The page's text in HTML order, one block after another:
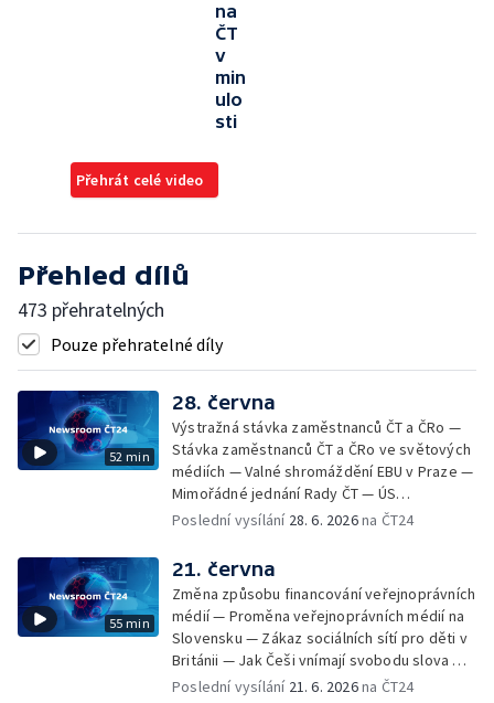
na
ČT
v
min
ulo
sti
Přehrát celé video
Přehled dílů
473 přehratelných
Pouze přehratelné díly
52 min
28. června
Výstražná stávka zaměstnanců ČT a ČRo —
Stávka zaměstnanců ČT a ČRo ve světových
médiích — Valné shromáždění EBU v Praze —
Mimořádné jednání Rady ČT — ÚS
předběžným opatřením vládě nařídil zajistit
Reforma veřejnoprávních médií v Maďarsku
— Kandidát ANO na pražského primátora
rezignoval ze všech funkcí — Mediální
přestřelka mezi Trumpem a Meloniovou —
Politická nestabilita ve Velké Británii —
Anketa Podcast roku — Regionální
žurnalistika — 17 let od úmrtí Michaela
Poslední vysílání 28. 6. 2026na ČT24
55 min
21. června
Změna způsobu financování veřejnoprávních
médií — Proměna veřejnoprávních médií na
Slovensku — Zákaz sociálních sítí pro děti v
Británii — Jak Češi vnímají svobodu slova —
Promyšlená akce čínských rozvědčíků,
Poslední vysílání 21. 6. 2026na ČT24